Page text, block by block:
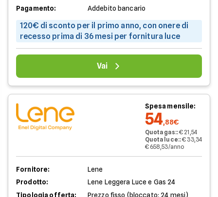
Pagamento:
Addebito bancario
120€ di sconto per il primo anno, con onere di
recesso prima di 36 mesi per fornitura luce
Vai
Spesa mensile:
54,88€
Quota gas::€ 21,54
Quota luce::€ 33,34
€ 658,53/anno
Fornitore:
Lene
Prodotto:
Lene Leggera Luce e Gas 24
Tipologia offerta:
Prezzo fisso (bloccato: 24 mesi)